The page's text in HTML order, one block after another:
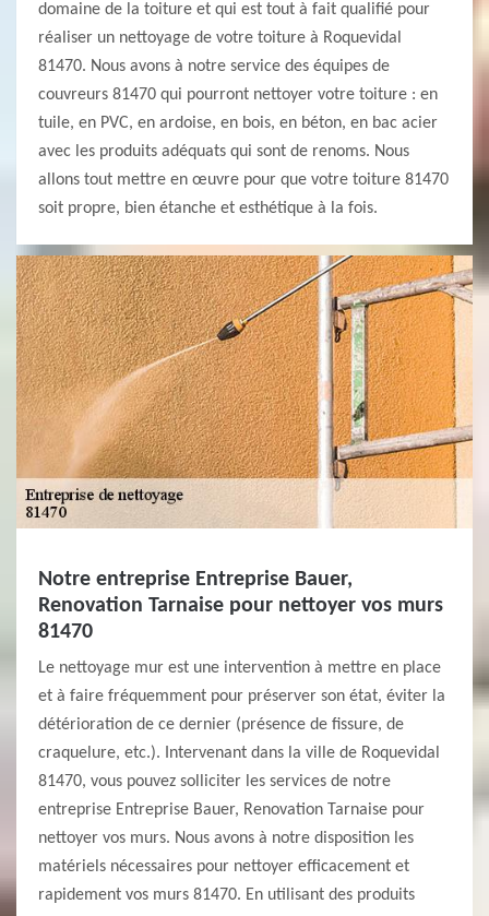
domaine de la toiture et qui est tout à fait qualifié pour
réaliser un nettoyage de votre toiture à Roquevidal
81470. Nous avons à notre service des équipes de
couvreurs 81470 qui pourront nettoyer votre toiture : en
tuile, en PVC, en ardoise, en bois, en béton, en bac acier
avec les produits adéquats qui sont de renoms. Nous
allons tout mettre en œuvre pour que votre toiture 81470
soit propre, bien étanche et esthétique à la fois.
Notre entreprise Entreprise Bauer,
Renovation Tarnaise pour nettoyer vos murs
81470
Le nettoyage mur est une intervention à mettre en place
et à faire fréquemment pour préserver son état, éviter la
détérioration de ce dernier (présence de fissure, de
craquelure, etc.). Intervenant dans la ville de Roquevidal
81470, vous pouvez solliciter les services de notre
entreprise Entreprise Bauer, Renovation Tarnaise pour
nettoyer vos murs. Nous avons à notre disposition les
matériels nécessaires pour nettoyer efficacement et
rapidement vos murs 81470. En utilisant des produits